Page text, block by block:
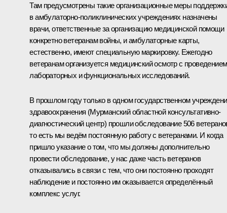
Там предусмотрены такие организационные меры
в амбулаторно-поликлинических учреждениях назначены
врачи, ответственные за организацию медицинской помощи
конкретно ветеранам войны, и амбулаторные карты,
естественно, имеют специальную маркировку. Ежегодно
ветеранам организуется медицинский осмотр с проведением
лабораторных и функциональных исследований.
В прошлом году только в одном государственном
здравоохранения (Мурманский областной консультативно-
диагностический центр) прошли обследование 506
то есть мы ведём постоянную работу с ветеранами. И когда
пришло указание о том, что мы должны дополнительно
провести обследование, у нас даже часть ветеранов
отказывались в связи с тем, что они постоянно проходят
наблюдение и постоянно им оказывается определённый
комплекс услуг.